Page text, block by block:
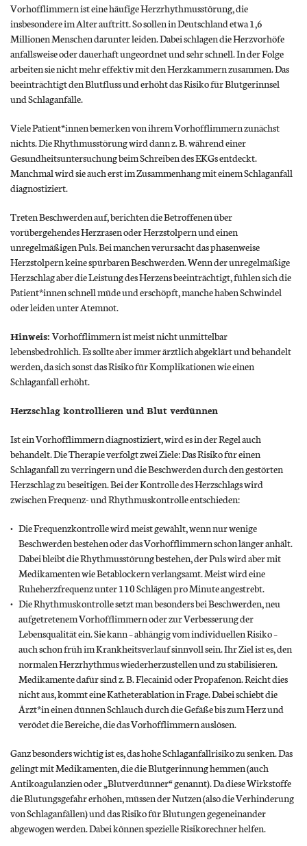
Vorhofflimmern ist eine häufige Herzrhythmusstörung, die
insbesondere im Alter auftritt. So sollen in Deutschland etwa 1,6
Millionen Menschen darunter leiden. Dabei schlagen die Herzvorhöfe
anfallsweise oder dauerhaft ungeordnet und sehr schnell. In der Folge
arbeiten sie nicht mehr effektiv mit den Herzkammern zusammen. Das
beeinträchtigt den Blutfluss und erhöht das Risiko für Blutgerinnsel
und Schlaganfälle.
Viele Patient*innen bemerken von ihrem Vorhofflimmern zunächst
nichts. Die Rhythmusstörung wird dann z. B. während einer
Gesundheitsuntersuchung beim Schreiben des EKGs entdeckt.
Manchmal wird sie auch erst im Zusammenhang mit einem Schlaganfall
diagnostiziert.
Treten Beschwerden auf, berichten die Betroffenen über
vorübergehendes Herzrasen oder Herzstolpern und einen
unregelmäßigen Puls. Bei manchen verursacht das phasenweise
Herzstolpern keine spürbaren Beschwerden. Wenn der unregelmäßige
Herzschlag aber die Leistung des Herzens beeinträchtigt, fühlen sich die
Patient*innen schnell müde und erschöpft, manche haben Schwindel
oder leiden unter Atemnot.
Hinweis: Vorhofflimmern ist meist nicht unmittelbar
lebensbedrohlich. Es sollte aber immer ärztlich abgeklärt und behandelt
werden, da sich sonst das Risiko für Komplikationen wie einen
Schlaganfall erhöht.
Herzschlag kontrollieren und Blut verdünnen
Ist ein Vorhofflimmern diagnostiziert, wird es in der Regel auch
behandelt. Die Therapie verfolgt zwei Ziele: Das Risiko für einen
Schlaganfall zu verringern und die Beschwerden durch den gestörten
Herzschlag zu beseitigen. Bei der Kontrolle des Herzschlags wird
zwischen Frequenz- und Rhythmuskontrolle entschieden:
Die Frequenzkontrolle wird meist gewählt, wenn nur wenige
Beschwerden bestehen oder das Vorhofflimmern schon länger anhält.
Dabei bleibt die Rhythmusstörung bestehen, der Puls wird aber mit
Medikamenten wie Betablockern verlangsamt. Meist wird eine
Ruheherzfrequenz unter 110 Schlägen pro Minute angestrebt.
Die Rhythmuskontrolle setzt man besonders bei Beschwerden, neu
aufgetretenem Vorhofflimmern oder zur Verbesserung der
Lebensqualität ein. Sie kann – abhängig vom individuellen Risiko –
auch schon früh im Krankheitsverlauf sinnvoll sein. Ihr Ziel ist es, den
normalen Herzrhythmus wiederherzustellen und zu stabilisieren.
Medikamente dafür sind z. B. Flecainid oder Propafenon. Reicht dies
nicht aus, kommt eine Katheterablation in Frage. Dabei schiebt die
Ärzt*in einen dünnen Schlauch durch die Gefäße bis zum Herz und
verödet die Bereiche, die das Vorhofflimmern auslösen.
Ganz besonders wichtig ist es, das hohe Schlaganfallrisiko zu senken. Das
gelingt mit Medikamenten, die die Blutgerinnung hemmen (auch
Antikoagulanzien oder „Blutverdünner“ genannt). Da diese Wirkstoffe
die Blutungsgefahr erhöhen, müssen der Nutzen (also die Verhinderung
von Schlaganfällen) und das Risiko für Blutungen gegeneinander
abgewogen werden. Dabei können spezielle Risikorechner helfen.